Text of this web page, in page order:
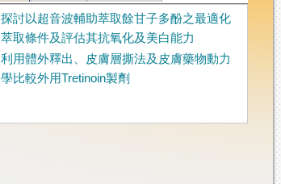
探討以超音波輔助萃取餘甘子多酚之最適化
萃取條件及評估其抗氧化及美白能力
利用體外釋出、皮膚層撕法及皮膚藥物動力
學比較外用Tretinoin製劑